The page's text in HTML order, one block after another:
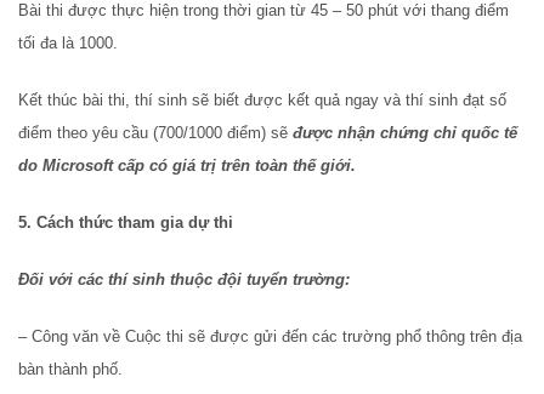
Bài thi được thực hiện trong thời gian từ 45 – 50 phút với thang điểm
tối đa là 1000.
Kết thúc bài thi, thí sinh sẽ biết được kết quả ngay và thí sinh đạt số
điểm theo yêu cầu (700/1000 điểm) sẽ được nhận chứng chỉ quốc tế
do Microsoft cấp có giá trị trên toàn thế giới.
5. Cách thức tham gia dự thi
Đối với các thí sinh thuộc đội tuyển trường:
– Công văn về Cuộc thi sẽ được gửi đến các trường phổ thông trên địa
bàn thành phố.